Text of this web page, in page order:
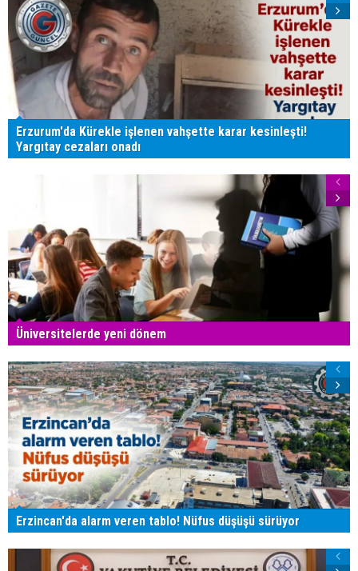
Erzurum'da Kürekle işlenen vahşette karar kesinleşti!
Yargıtay cezaları onadı
Üniversitelerde yeni dönem
Erzincan'da alarm veren tablo! Nüfus düşüşü sürüyor